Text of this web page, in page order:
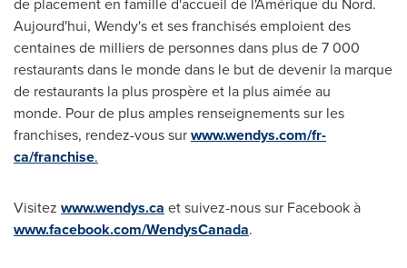
Aujourd'hui, Wendy's et ses franchisés emploient des
centaines de milliers de personnes dans plus de 7 000
restaurants dans le monde dans le but de devenir la marque
de restaurants la plus prospère et la plus aimée au
monde. Pour de plus amples renseignements sur les
franchises, rendez-vous surwww.wendys.com/fr-
ca/franchise.
Visitez www.wendys.ca et suivez-nous sur Facebook à
www.facebook.com/WendysCanada.